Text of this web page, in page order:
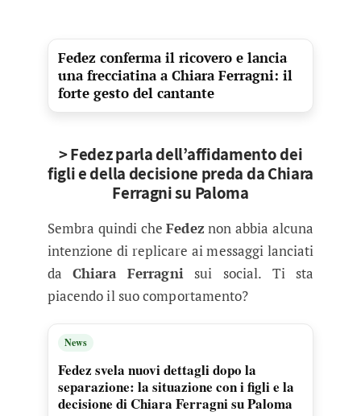
Fedez conferma il ricovero e lancia
una frecciatina a Chiara Ferragni: il
forte gesto del cantante
> Fedez parla dell’affidamento dei
figli e della decisione preda da Chiara
Ferragni su Paloma
Sembra quindi cheFedeznon abbia alcuna
intenzione di replicare ai messaggi lanciati
daChiara Ferragnisui social. Ti sta
piacendo il suo comportamento?
News
Fedez svela nuovi dettagli dopo la
separazione: la situazione con i figli e la
decisione di Chiara Ferragni su Paloma